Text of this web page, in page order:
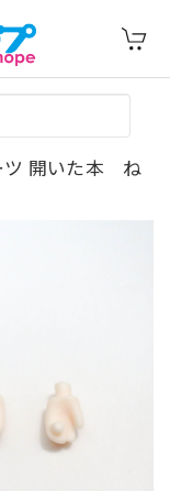
ツ 開いた本 ね